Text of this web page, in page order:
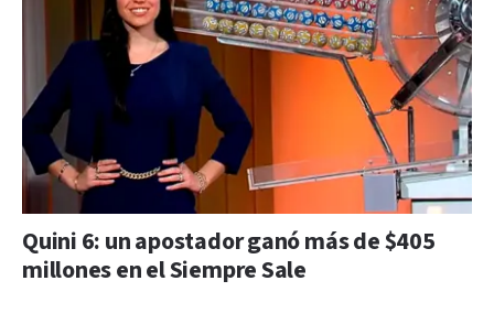
Quini 6: un apostador ganó más de $405
millones en el Siempre Sale